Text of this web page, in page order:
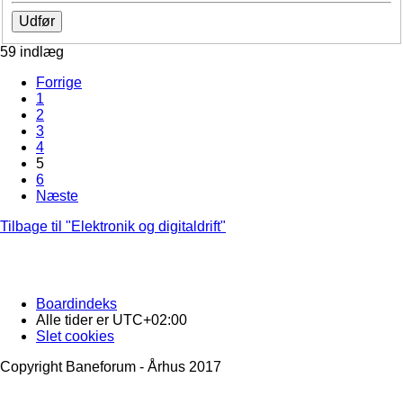
59 indlæg
Forrige
1
2
3
4
5
6
Næste
Tilbage til "Elektronik og digitaldrift"
Boardindeks
Alle tider er UTC+02:00
Slet cookies
Copyright Baneforum - Århus 2017